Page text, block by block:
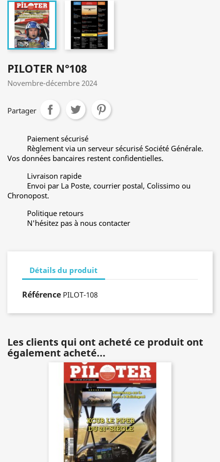
PILOTER N°108
Novembre-décembre 2024
Partager
Paiement sécurisé
Règlement via un serveur sécurisé Société Générale.
Vos données bancaires restent confidentielles.
Livraison rapide
Envoi par La Poste, courrier postal, Colissimo ou
Chronopost.
Politique retours
N'hésitez pas à nous contacter
Détails du produit
Référence PILOT-108
Les clients qui ont acheté ce produit ont
également acheté...